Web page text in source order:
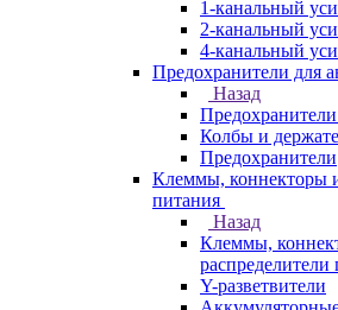
1-канальный
2-канальный
4-канальный
Предохранители для
Назад
Предохранители
Колбы и
Предохранители
Клеммы, коннекторы
питания
Назад
Клеммы,
распределители
Y-разветвители